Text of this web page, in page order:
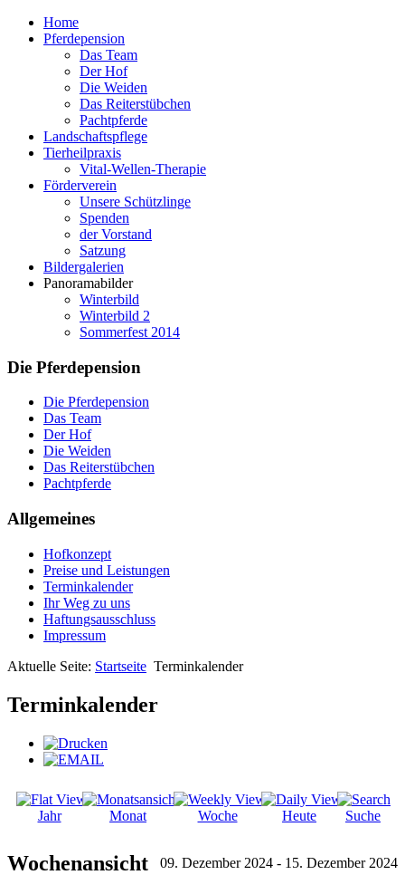
Home
Pferdepension
Das Team
Der Hof
Die Weiden
Das Reiterstübchen
Pachtpferde
Landschaftspflege
Tierheilpraxis
Vital-Wellen-Therapie
Förderverein
Unsere Schützlinge
Spenden
der Vorstand
Satzung
Bildergalerien
Panoramabilder
Winterbild
Winterbild 2
Sommerfest 2014
Die Pferdepension
Die Pferdepension
Das Team
Der Hof
Die Weiden
Das Reiterstübchen
Pachtpferde
Allgemeines
Hofkonzept
Preise und Leistungen
Terminkalender
Ihr Weg zu uns
Haftungsausschluss
Impressum
Aktuelle Seite: Startseite Terminkalender
Terminkalender
Jahr Monat Woche Heute Suche
Wochenansicht 09. Dezember 2024 - 15. Dezember 2024